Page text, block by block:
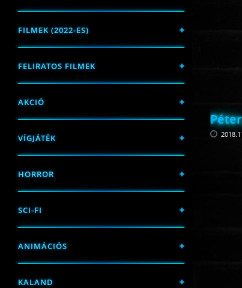
FILMEK (2022-ES)
FELIRATOS FILMEK
AKCIÓ
VÍGJÁTÉK
HORROR
SCI-FI
ANIMÁCIÓS
KALAND